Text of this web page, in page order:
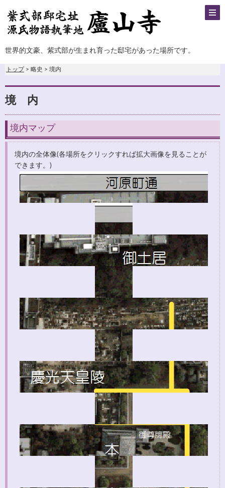
世界的文豪、紫式部が生まれ育った邸宅があった場所です。
トップ> 略史 > 境内
境 内
境内マップ
境内の全体像(各場所をクリックすれば拡大画像を見ることが
できます。)